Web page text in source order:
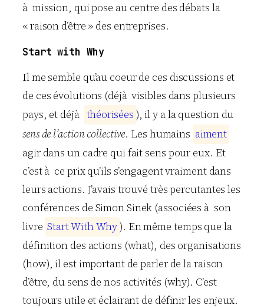
à mission, qui pose au centre des débats la
« raison d’être » des entreprises.
Start with Why
Il me semble qu’au coeur de ces discussions et
de ces évolutions (déjà visibles dans plusieurs
pays, et déjà théorisées ), il y a la question du
sens de l’action collective. Les humains aiment
agir dans un cadre qui fait sens pour eux. Et
c’est à ce prix qu’ils s’engagent vraiment dans
leurs actions. J’avais trouvé très percutantes les
conférences de Simon Sinek (associées à son
livre StartWithWhy). En même temps que la
définition des actions (what), des organisations
(how), il est important de parler de la raison
d’être, du sens de nos activités (why). C’est
toujours utile et éclairant de définir les enjeux.